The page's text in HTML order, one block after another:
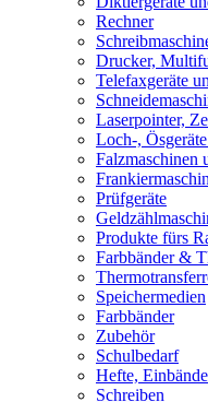
Rechner
Drucker,
Telefaxgeräte
Laserpointer,
Loch-,
Falzmaschinen
Prüfgeräte
Produkte fürs
Farbbänder &
Speichermedien
Farbbänder
Zubehör
Schulbedarf
Hefte, Einbände
Schreiben